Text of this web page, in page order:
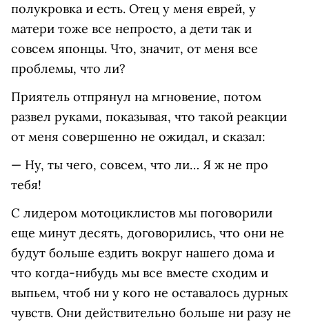
полукровка и есть. Отец у меня еврей, у
матери тоже все непросто, а дети так и
совсем японцы. Что, значит, от меня все
проблемы, что ли?
Приятель отпрянул на мгновение, потом
развел руками, показывая, что такой реакции
от меня совершенно не ожидал, и сказал:
— Ну, ты чего, совсем, что ли… Я ж не про
тебя!
С лидером мотоциклистов мы поговорили
еще минут десять, договорились, что они не
будут больше ездить вокруг нашего дома и
что когда-нибудь мы все вместе сходим и
выпьем, чтоб ни у кого не оставалось дурных
чувств. Они действительно больше ни разу не